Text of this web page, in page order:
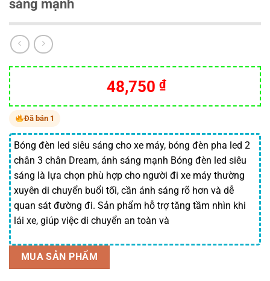
sáng mạnh
Giá
gốc
65,000 ₫.
48,750 ₫Giá
hiện
là:
48,750 ₫.
Đã bán 1
Bóng đèn led siêu sáng cho xe máy, bóng đèn pha led 2
chân 3 chân Dream, ánh sáng mạnh Bóng đèn led siêu
sáng là lựa chọn phù hợp cho người đi xe máy thường
xuyên di chuyển buổi tối, cần ánh sáng rõ hơn và dễ
quan sát đường đi. Sản phẩm hỗ trợ tăng tầm nhìn khi
lái xe, giúp việc di chuyển an toàn và
MUA SẢN PHẨM